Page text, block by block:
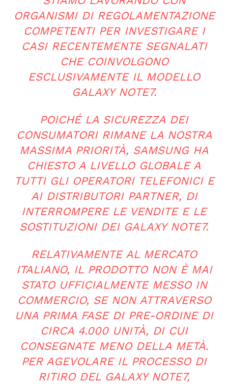
ORGANISMI DI REGOLAMENTAZIONE
COMPETENTI PER INVESTIGARE I
CASI RECENTEMENTE SEGNALATI
CHE COINVOLGONO
ESCLUSIVAMENTE IL MODELLO
GALAXY NOTE7.
POICHÉ LA SICUREZZA DEI
CONSUMATORI RIMANE LA NOSTRA
MASSIMA PRIORITÀ, SAMSUNG HA
CHIESTO A LIVELLO GLOBALE A
TUTTI GLI OPERATORI TELEFONICI E
AI DISTRIBUTORI PARTNER, DI
INTERROMPERE LE VENDITE E LE
SOSTITUZIONI DEI GALAXY NOTE7.
RELATIVAMENTE AL MERCATO
ITALIANO, IL PRODOTTO NON È MAI
STATO UFFICIALMENTE MESSO IN
COMMERCIO, SE NON ATTRAVERSO
UNA PRIMA FASE DI PRE-ORDINE DI
CIRCA 4.000 UNITÀ, DI CUI
CONSEGNATE MENO DELLA METÀ.
PER AGEVOLARE IL PROCESSO DI
RITIRO DEL GALAXY NOTE7,